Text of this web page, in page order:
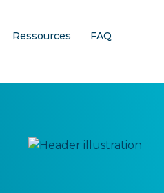
Ressources FAQ